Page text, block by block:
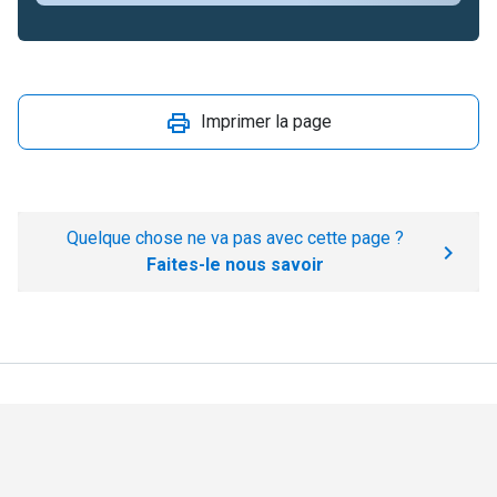
Imprimer la page
Quelque chose ne va pas avec cette page ?
Faites-le nous savoir